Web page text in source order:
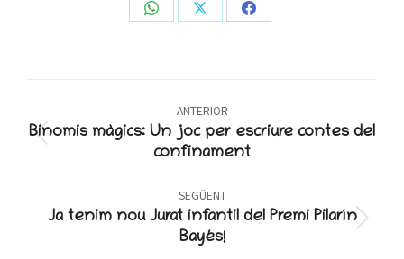
Share Share Share
navigation
ANTERIOR
Previous
Binomis màgics: Un joc per escriure contes del
confinament
SEGÜENT
Next
Ja tenim nou Jurat infantil del Premi Pilarín
Bayés!